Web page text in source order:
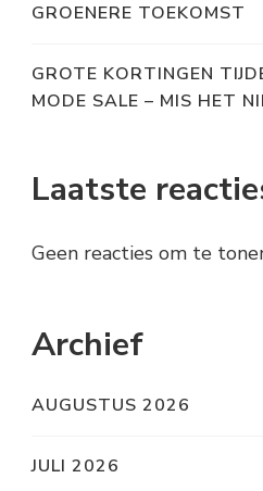
GROENERE TOEKOMST
GROTE KORTINGEN
MODE SALE – MIS HET
Laatste
Geen reacties om te
Archief
AUGUSTUS 2026
JULI 2026